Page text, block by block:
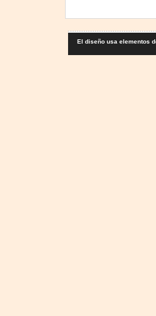
El diseño usa elementos